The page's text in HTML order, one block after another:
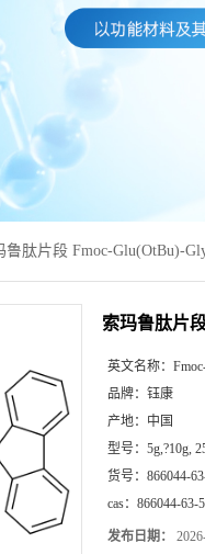
鲁肽片段 Fmoc-Glu(OtBu)-
索玛鲁肽片
英文名称：
品牌： 钰康
产地： 中国
型号： 5g,?10g,
货号： 866044-
cas： 866044-63-5
发布日期：